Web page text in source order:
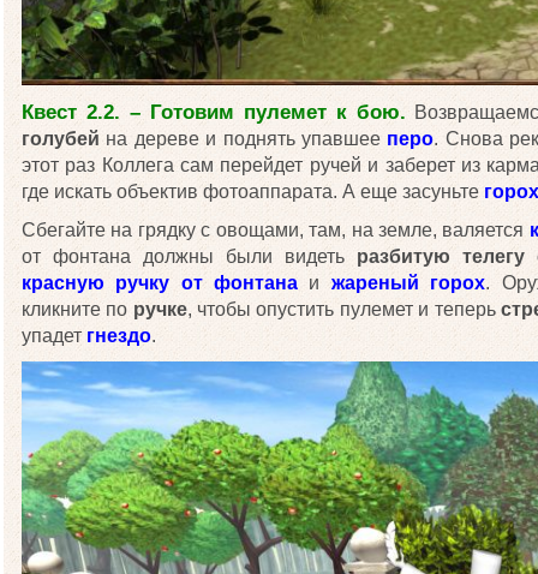
Квест 2.2. – Готовим пулемет к бою.
голубейна дереве и поднять упавшее перо. Снова
этот раз Коллега сам перейдет ручей и заберет из
где искать объектив фотоаппарата. А еще засуньте горох
Сбегайте на грядку с овощами, там, на земле, валяется
от фонтана должны были видеть разбитую
красную ручку от фонтана ижареный горох.
кликните по ручке, чтобы опустить пулемет и теперь
упадет гнездо.